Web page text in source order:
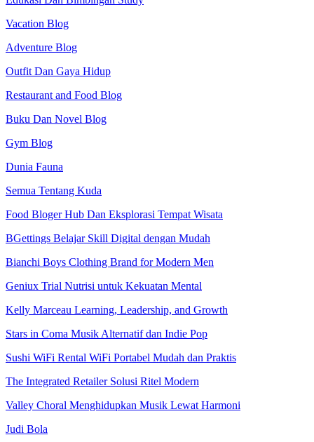
Vacation Blog
Adventure Blog
Outfit Dan Gaya Hidup
Restaurant and Food Blog
Buku Dan Novel Blog
Gym Blog
Dunia Fauna
Semua Tentang Kuda
Food Bloger Hub Dan Eksplorasi Tempat Wisata
BGettings Belajar Skill Digital dengan Mudah
Bianchi Boys Clothing Brand for Modern Men
Geniux Trial Nutrisi untuk Kekuatan Mental
Kelly Marceau Learning, Leadership, and Growth
Stars in Coma Musik Alternatif dan Indie Pop
Sushi WiFi Rental WiFi Portabel Mudah dan Praktis
The Integrated Retailer Solusi Ritel Modern
Valley Choral Menghidupkan Musik Lewat Harmoni
Judi Bola